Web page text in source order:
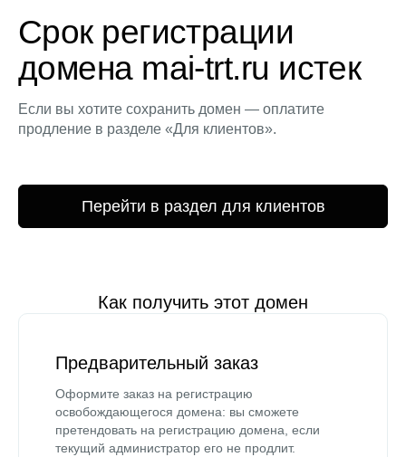
Срок регистрации
домена mai-trt.ru истек
Если вы хотите сохранить домен — оплатите
продление в разделе «Для клиентов».
Перейти в раздел для клиентов
Как получить этот домен
Предварительный заказ
Оформите заказ на регистрацию
освобождающегося домена: вы сможете
претендовать на регистрацию домена, если
текущий администратор его не продлит.